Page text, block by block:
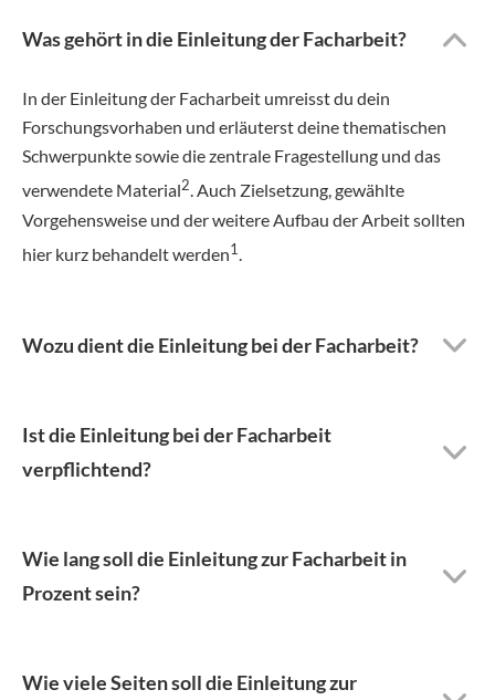
Was gehört in die Einleitung der Facharbeit?
In der Einleitung der Facharbeit umreisst du dein
Forschungsvorhaben und erläuterst deine thematischen
Schwerpunkte sowie die zentrale Fragestellung und das
verwendete Material2. Auch Zielsetzung, gewählte
Vorgehensweise und der weitere Aufbau der Arbeit sollten
hier kurz behandelt werden1.
Wozu dient die Einleitung bei der Facharbeit?
Ist die Einleitung bei der Facharbeit
verpflichtend?
Wie lang soll die Einleitung zur Facharbeit in
Prozent sein?
Wie viele Seiten soll die Einleitung zur